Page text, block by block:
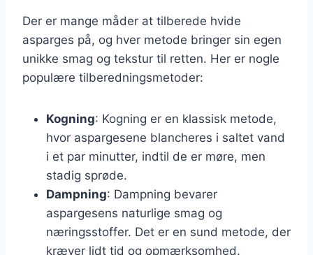
Der er mange måder at tilberede hvide
asparges på, og hver metode bringer sin egen
unikke smag og tekstur til retten. Her er nogle
populære tilberedningsmetoder:
Kogning: Kogning er en klassisk metode,
hvor aspargesene blancheres i saltet vand
i et par minutter, indtil de er møre, men
stadig sprøde.
Dampning: Dampning bevarer
aspargesens naturlige smag og
næringsstoffer. Det er en sund metode, der
kræver lidt tid og opmærksomhed.